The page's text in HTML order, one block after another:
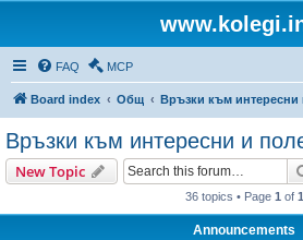
FAQ MCP
Board index Общ Връзки към интересни
Връзки към интересни и
New Topic
36 topics • Page 1 of 1
Announcements